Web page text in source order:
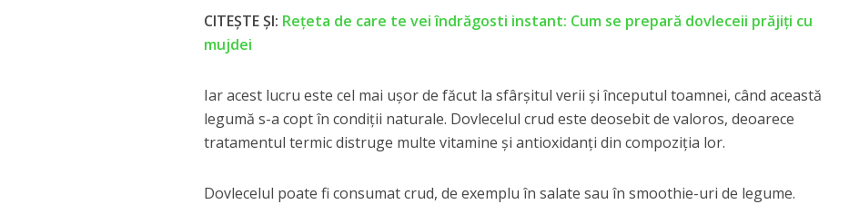
CITEȘTE ȘI: Reţeta de care te vei îndrăgosti instant: Cum se prepară dovleceii prăjiţi cu
mujdei
Iar acest lucru este cel mai ușor de făcut la sfârșitul verii și începutul toamnei, când această
legumă s-a copt în condiții naturale. Dovlecelul crud este deosebit de valoros, deoarece
tratamentul termic distruge multe vitamine și antioxidanți din compoziția lor.
Dovlecelul poate fi consumat crud, de exemplu în salate sau în smoothie-uri de legume.